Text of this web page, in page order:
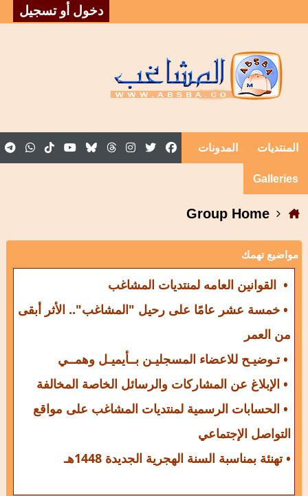
دخول أو تسجيل
المنتديات المدونات المقالات المجموعات
Galleries
Group Home
مواضيع تهمك
• القوانين العامه لمنتديات المشاغب
• خمسة عشر عامًا على رحيل "المشاغب".. الأثر أبقى
من العمر
• تـوضيـح للاعضاء المسجليـن بــأيميـل وهمــي
• الإبلاغ عن المشاركات والرسائل الخاصة المخالفة
• الحسابات الرسمية لمنتديات المشاغب على مواقع
التواصل الإجتماعي
• تهنئة بمناسبة السنة الهجرية الجديدة 1448هـ